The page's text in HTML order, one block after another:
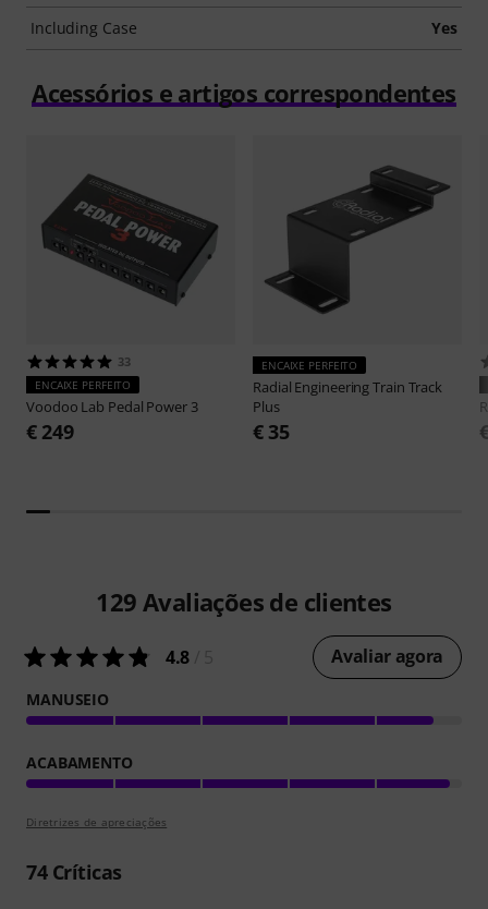
Including Case Yes
Acessórios e artigos correspondentes
33
ENCAIXE PERFEITO
Voodoo Lab Pedal Power 3
€ 249
ENCAIXE PERFEITO
Radial EngineeringTrain Track
Plus
€ 35
129 Avaliações de clientes
4.8 Avaliar agora
MANUSEIO
ACABAMENTO
Diretrizes de apreciações
74Críticas